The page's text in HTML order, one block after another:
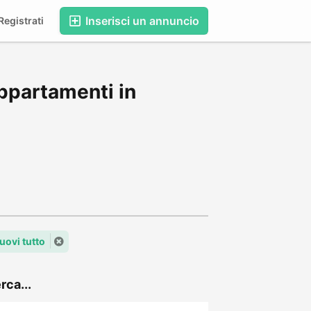
Inserisci un annuncio
in
tutto